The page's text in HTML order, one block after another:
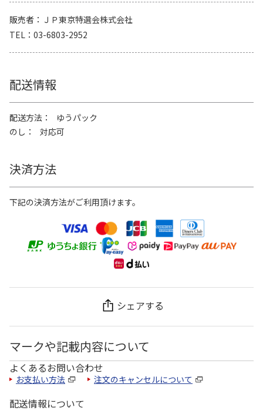
販売者
ＪＰ東京特選会株式会社
TEL
03-6803-2952
配送情報
配送方法
ゆうパック
のし
対応可
決済方法
下記の決済方法がご利用頂けます。
シェアする
マークや記載内容について
よくあるお問い合わせ
お支払い方法 注文のキャンセルについて
配送情報について